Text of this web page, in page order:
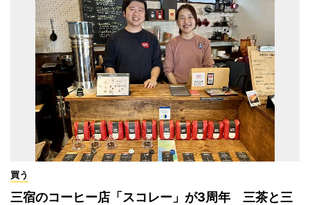
買う
三宿のコーヒー店「スコレー」が3周年 三茶と三